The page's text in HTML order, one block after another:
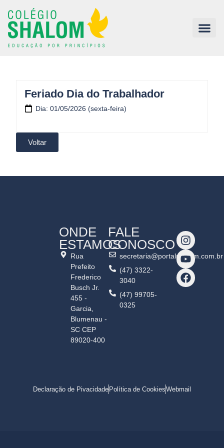
Feriado Dia do Trabalhador
Dia: 01/05/2026 (sexta-feira)
Voltar
ONDE
ESTAMOS
Rua
Prefeito
Frederico
Busch Jr.
455 -
Garcia,
Blumenau -
SC CEP
89020-400
FALE
CONOSCO
secretaria@portalshalom.com.br
(47) 3322-
3040
(47) 99705-
0325
Declaração de Pivacidade Política de CookiesWebmail